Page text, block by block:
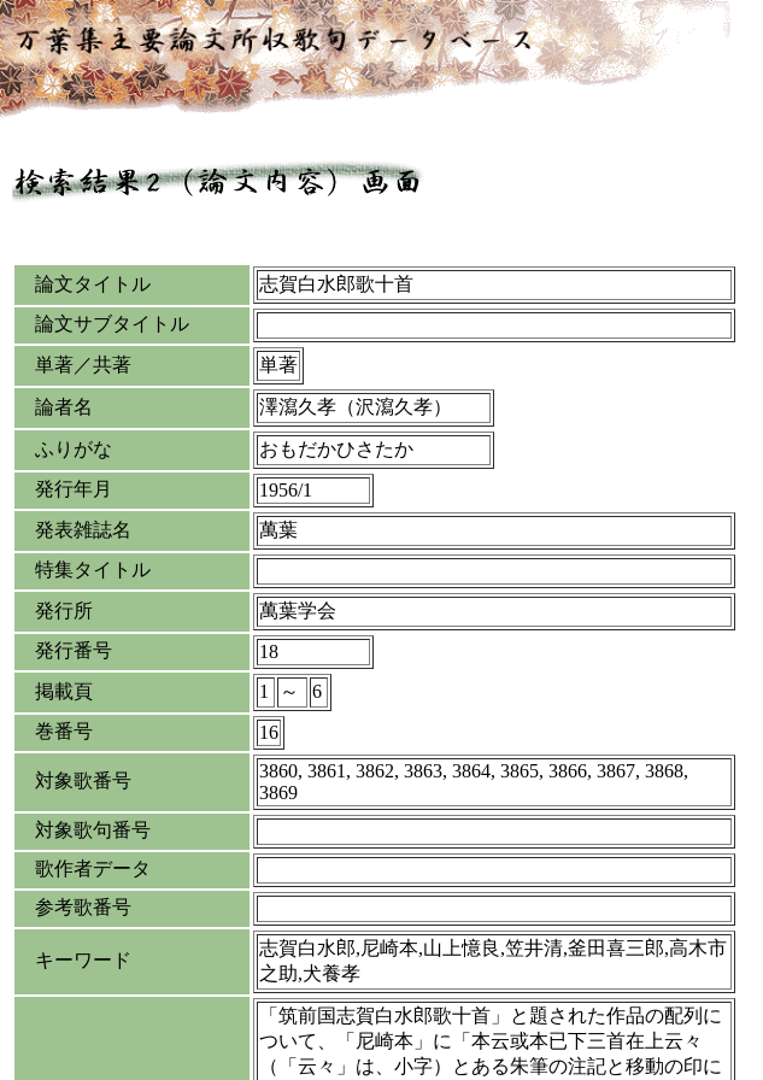
論文タイトル
志賀白水郎歌十首
論文サブタイトル
単著／共著
単著
論者名 澤瀉久孝（沢瀉久孝）
ふりがな
おもだかひさたか
発行年月
1956/1
発表雑誌名
萬葉
特集タイトル
発行所
萬葉学会
発行番号
18
掲載頁
1 ～
6
巻番号
16
対象歌番号
3860, 3861, 3862, 3863, 3864, 3865, 3866, 3867, 3868,
3869
対象歌句番号
歌作者データ
参考歌番号
キーワード
志賀白水郎,尼崎本,山上憶良,笠井清,釜田喜三郎,高木市
之助,犬養孝
「筑前国志賀白水郎歌十首」と題された作品の配列に
ついて、「尼崎本」に「本云或本已下三首在上云々
（「云々」は、小字）とある朱筆の注記と移動の印に